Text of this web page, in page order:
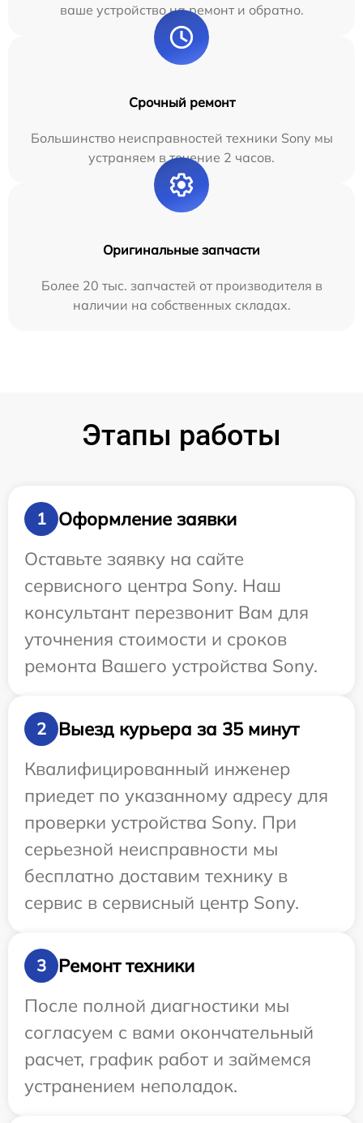
ваше устройство на ремонт и обратно.
Срочный ремонт
Большинство неисправностей техники Sony мы
устраняем в течение 2 часов.
Оригинальные запчасти
Более 20 тыс. запчастей от производителя в
наличии на собственных складах.
Этапы работы
1
Оформление заявки
Оставьте заявку на сайте
сервисного центра Sony. Наш
консультант перезвонит Вам для
уточнения стоимости и сроков
ремонта Вашего устройства Sony.
2
Выезд курьера за 35 минут
Квалифицированный инженер
приедет по указанному адресу для
проверки устройства Sony. При
серьезной неисправности мы
бесплатно доставим технику в
сервис в сервисный центр Sony.
3
Ремонт техники
После полной диагностики мы
согласуем с вами окончательный
расчет, график работ и займемся
устранением неполадок.